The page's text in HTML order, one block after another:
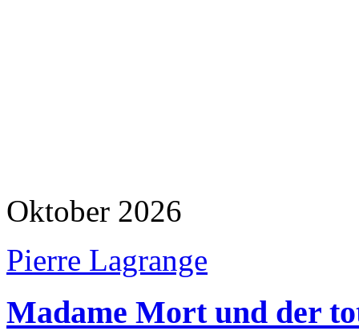
Oktober 2026
Pierre Lagrange
Madame Mort und der